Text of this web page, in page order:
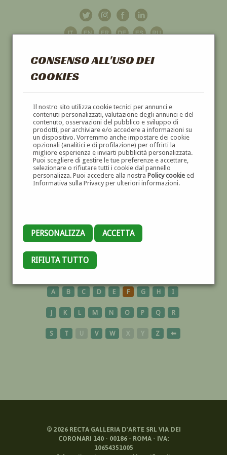
CONSENSO ALL'USO DEI
COOKIES
Il nostro sito utilizza cookie tecnici per annunci e
contenuti personalizzati, valutazione degli annunci e del
contenuto, osservazioni del pubblico e sviluppo di
prodotti, per archiviare e/o accedere a informazioni su
un dispositivo. Vorremmo anche impostare dei cookie
opzionali (analitici e di profilazione) per offrirti la
migliore esperienza e inviarti pubblicità personalizzata.
Puoi scegliere di gestire le tue preferenze e accettare,
selezionare o rifiutare tutti i cookie dal pannello
personalizza. Puoi accedere alla nostra Policy cookieed
Informativa sulla Privacy per ulteriori informazioni.
PERSONALIZZA ACCETTA
RIFIUTA TUTTO
GALLERIAD'ARTE
DIPINTI E SCULTURE '800 E '900
NOCERA
A B C D E F G H I
J K L M N O P Q R
S T U V W X Y Z ⬅
© 2026RECTA GALLERIA D'ARTE SRL VIA DEI
CORONARI 140 - 00186 - ROMA - IVA:
10654351005